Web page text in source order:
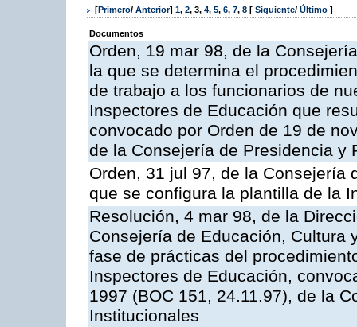
[Primero/ Anterior] 1, 2, 3, 4, 5, 6, 7, 8 [ Siguiente/ Último ]
Documentos
Orden, 19 mar 98, de la
la que se determina el
de trabajo a los funcionarios de
Inspectores de Educación que
convocado por Orden de 19 de
de la Consejería de Presidencia y
Orden, 31 jul 97, de la Consejería
que se configura la plantilla de la
Resolución, 4 mar 98, de la
Consejería de Educación, Cultura
fase de prácticas del
Inspectores de Educación,
1997 (BOC 151, 24.11.97), de la
Institucionales